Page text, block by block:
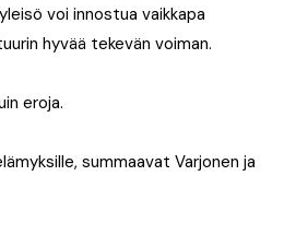
voi innostua vaikkapa
hyvää tekevän voiman.
eroja.
summaavat Varjonen ja